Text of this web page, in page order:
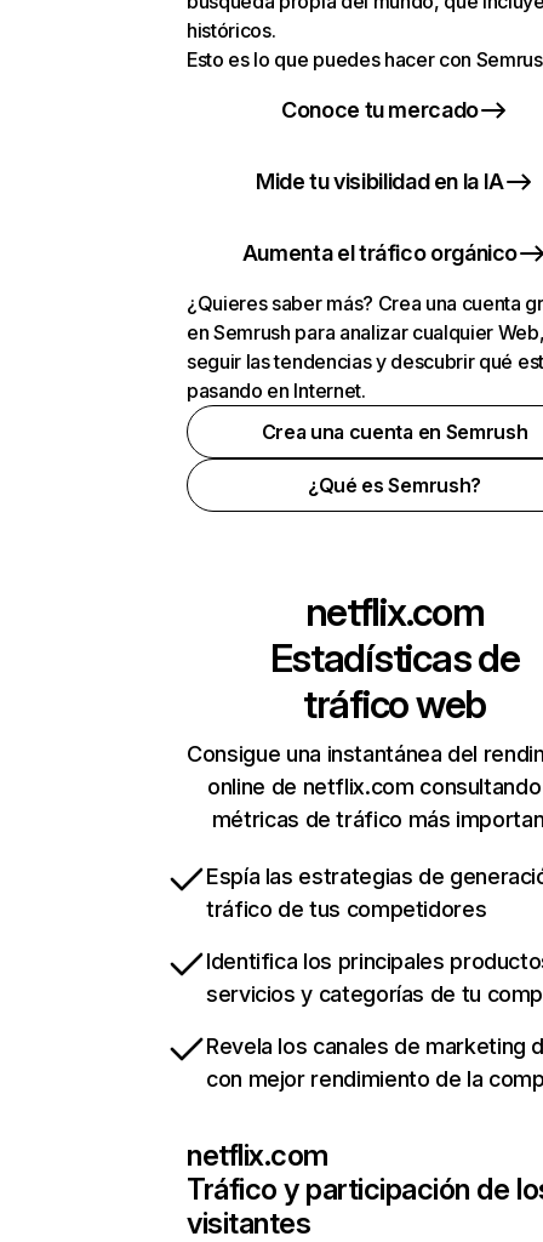
históricos.
Esto es lo que puedes hacer con
Conoce tu mercado
Mide tu visibilidad en la IA
Aumenta el tráfico orgánico
¿Quieres saber más? Crea una cuenta
en Semrush para analizar cualquier
seguir las tendencias y descubrir qué
pasando en Internet.
Crea una cuenta en Semrush
¿Qué es Semrush?
netflix.com
Estadísticas de
tráfico web
Consigue una instantánea del
online de netflix.com
métricas de tráfico más
Espía las estrategias de
tráfico de tus competidores
Identifica los principales
servicios y categorías de tu
Revela los canales de marketing
con mejor rendimiento de la
netflix.com
Tráfico y participación de
visitantes